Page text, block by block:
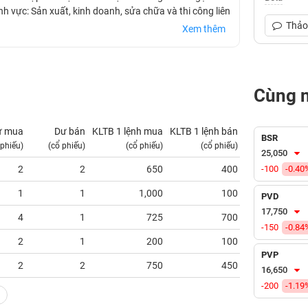
vực: Sản xuất, kinh doanh, sửa chữa và thi công liên
Xem thêm
mua Dư bán
(cổ phiếu)
KLTB 1 lệnh mua
(cổ phiếu)
KLTB 1 lệnh bán
(cổ phiếu)
2 2 650 400 0.00
1 1 1,000 100
4 1 725 700 0.00
2 1 200 100 0.00
2 2 750 450 0.00
Cùng
BSR
25,050
-100
-
PVD
17,750
-150
-
PVP
16,650
-200
-